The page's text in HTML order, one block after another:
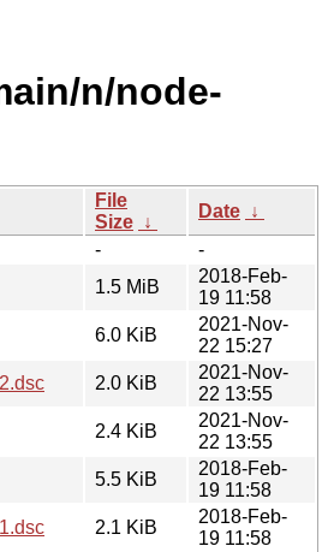
n/node-
File
Size ↓
Date ↓
-
-
1.5 MiB
2018-Feb-
19 11:58
6.0 KiB
2021-Nov-
22 15:27
2.0 KiB
2021-Nov-
22 13:55
2.4 KiB
2021-Nov-
22 13:55
5.5 KiB
2018-Feb-
19 11:58
2.1 KiB
2018-Feb-
19 11:58